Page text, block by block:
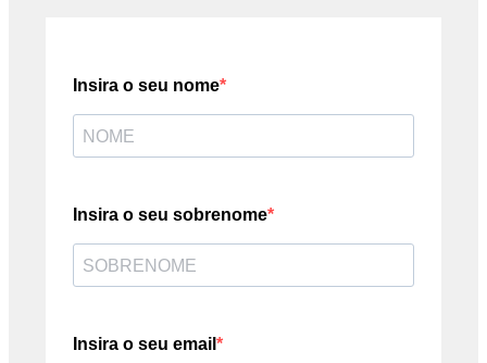
Insira o seu nome
Insira o seu sobrenome
Insira o seu email